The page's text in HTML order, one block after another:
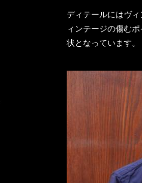
ディテールにはヴ
ィンテージの傷む
状となっています。